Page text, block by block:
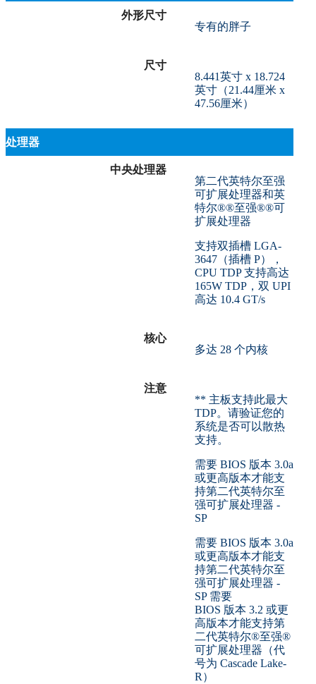
外形尺寸
专有的胖子
尺寸
8.441英寸 x 18.724
英寸（21.44厘米 x
47.56厘米）
处理器
中央处理器
第二代英特尔至强
可扩展处理器和英
特尔®®至强®®可
扩展处理器
支持双插槽 LGA-
3647（插槽 P），
CPU TDP 支持高达
165W TDP，双 UPI
高达 10.4 GT/s
核心
多达 28 个内核
注意
** 主板支持此最大
TDP。请验证您的
系统是否可以散热
支持。
需要 BIOS 版本 3.0a
或更高版本才能支
持第二代英特尔至
强可扩展处理器 -
SP
需要 BIOS 版本 3.0a
或更高版本才能支
持第二代英特尔至
强可扩展处理器 -
SP 需要
BIOS 版本 3.2 或更
高版本才能支持第
二代英特尔®至强®
可扩展处理器（代
号为 Cascade Lake-
R）